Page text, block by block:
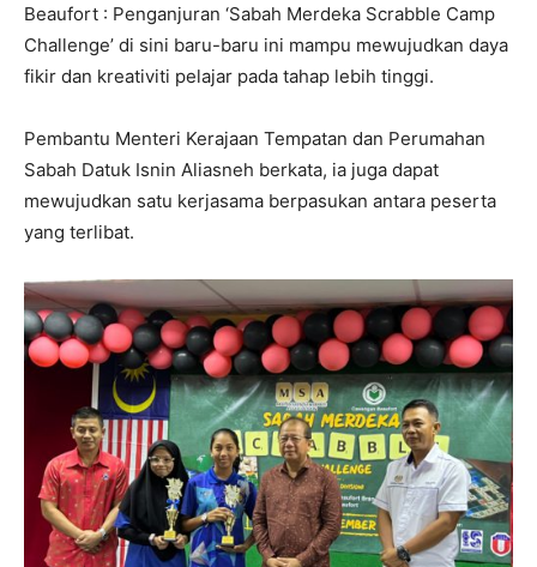
Beaufort : Penganjuran ‘Sabah Merdeka Scrabble Camp
Challenge’ di sini baru-baru ini mampu mewujudkan daya
fikir dan kreativiti pelajar pada tahap lebih tinggi.
Pembantu Menteri Kerajaan Tempatan dan Perumahan
Sabah Datuk Isnin Aliasneh berkata, ia juga dapat
mewujudkan satu kerjasama berpasukan antara peserta
yang terlibat.